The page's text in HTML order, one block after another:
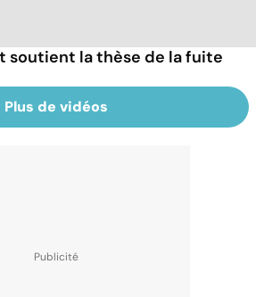
soutient la thèse de la fuite
Plus de vidéos